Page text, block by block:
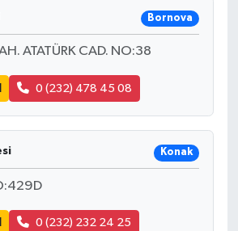
Bornova
ATATÜRK CAD. NO:38
0 (232) 478 45 08
Konak
0 (232) 232 24 25